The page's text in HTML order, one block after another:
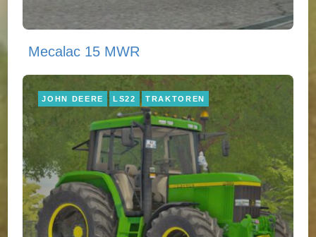
Mecalac 15 MWR
JOHN DEERE LS22 TRAKTOREN